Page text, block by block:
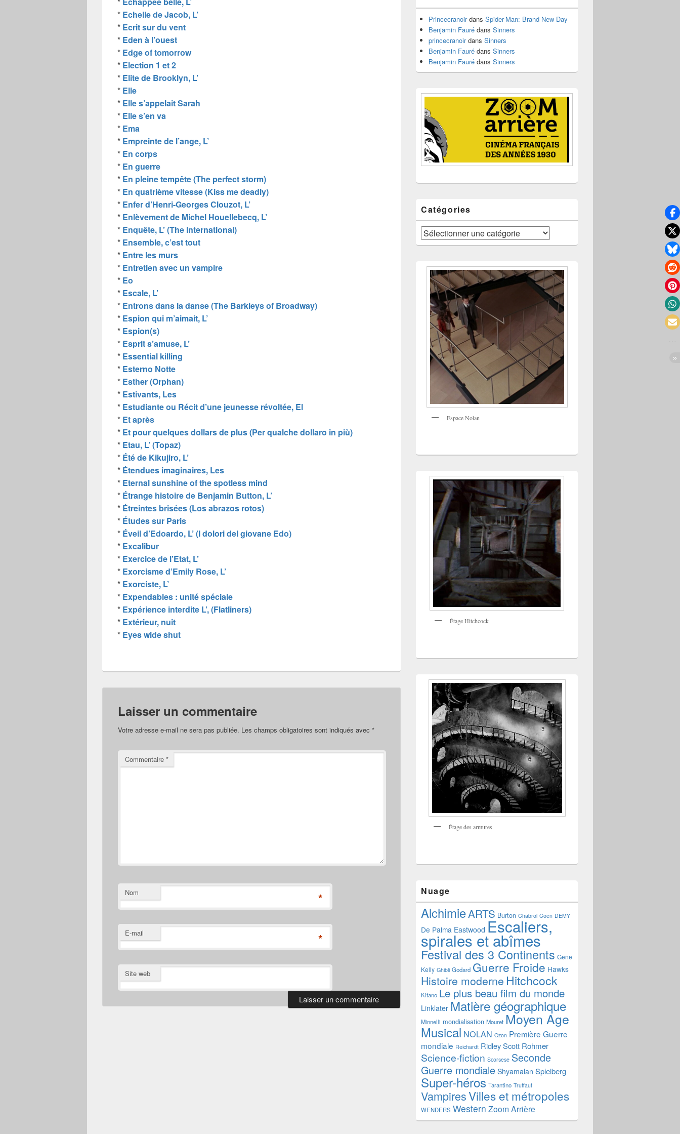
* Echelle de Jacob, L’
* Ecrit sur du vent
* Eden à l’ouest
* Edge of tomorrow
* Election 1 et 2
* Elite de Brooklyn, L’
* Elle
* Elle s’appelait Sarah
* Elle s’en va
* Ema
* Empreinte de l’ange, L’
* En corps
* En guerre
* En pleine tempête (The perfect storm)
* En quatrième vitesse (Kiss me deadly)
* Enfer d’Henri-Georges Clouzot, L’
* Enlèvement de Michel Houellebecq, L’
* Enquête, L’ (The International)
* Ensemble, c’est tout
* Entre les murs
* Entretien avec un vampire
* Eo
* Escale, L’
* Entrons dans la danse (The Barkleys of Broadway)
* Espion qui m’aimait, L’
* Espion(s)
* Esprit s’amuse, L’
* Essential killing
* Esterno Notte
* Esther (Orphan)
* Estivants, Les
* Estudiante ou Récit d’une jeunesse révoltée, El
* Et après
* Et pour quelques dollars de plus (Per qualche dollaro in più)
* Etau, L’ (Topaz)
* Été de Kikujiro, L’
* Étendues imaginaires, Les
* Eternal sunshine of the spotless mind
* Étrange histoire de Benjamin Button, L’
* Étreintes brisées (Los abrazos rotos)
* Études sur Paris
* Éveil d’Edoardo, L’ (I dolori del giovane Edo)
* Excalibur
* Exercice de l’Etat, L’
* Exorcisme d’Emily Rose, L’
* Exorciste, L’
* Expendables : unité spéciale
* Expérience interdite L’, (Flatliners)
* Extérieur, nuit
* Eyes wide shut
Laisser un commentaire
Votre adresse e-mail ne sera pas publiée. Les champs obligatoires sont indiqués avec *
Commentaire *
Nom *
E-mail *
Site web
latérale
Princecranoirdans Spider-Man: Brand New Day
Benjamin Fauré dans Sinners
princecranoirdans Sinners
Benjamin Fauré dans Sinners
Benjamin Fauré dans Sinners
Catégories
Catégories
Espace Nolan
Étage Hitchcock
Étage des armures
Nuage
AlchimieARTS Burton Chabrol Coen DEMY
De Palma Eastwood Escaliers,
spirales et abîmes
Festival des 3 Continents Gene
Kelly Ghibli Godard Guerre Froide Hawks
Histoire moderne Hitchcock
Kitano Le plus beau film du monde
Linklater Matière géographique
Minnelli mondialisation Mouret Moyen Age
Musical NOLAN Ozon Première Guerre
mondiale Reichardt Ridley Scott Rohmer
Science-fiction Scorsese Seconde
Guerre mondiale Shyamalan Spielberg
Super-héros Tarantino Truffaut
VampiresVilles et métropoles
WENDERS Western Zoom Arrière